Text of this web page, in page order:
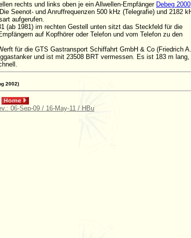
rechts und links oben je ein Allwellen-Empfänger Debeg 2000
Seenot- und Anruffrequenzen 500 kHz (Telegrafie) und 2182
aufgerufen.
(ab 1981) im rechten Gestell unten sitzt das Steckfeld für die
auf Kopfhörer oder Telefon und vom Telefon zu den
für die GTS Gastransport Schiffahrt GmbH & Co (Friedrich A.
und ist mit 23508 BRT vermessen. Es ist 183 m lang,
2002)
06-Sep-09 / 16-May-11 / HBu